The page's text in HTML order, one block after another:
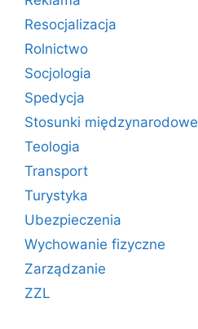
Resocjalizacja
Rolnictwo
Socjologia
Spedycja
Stosunki międzynarodowe
Teologia
Transport
Turystyka
Ubezpieczenia
Wychowanie fizyczne
Zarządzanie
ZZL